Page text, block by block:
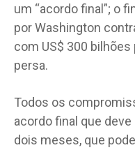
um “acordo final”; o
por Washington
com US$ 300
persa.
Todos os
acordo final que
dois meses, que